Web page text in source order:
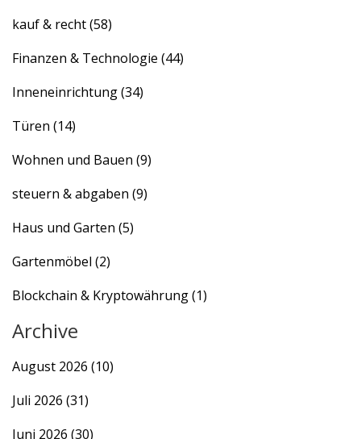
kauf & recht(58)
Finanzen & Technologie (44)
Inneneinrichtung(34)
Türen (14)
Wohnen und Bauen (9)
steuern & abgaben (9)
Haus und Garten (5)
Gartenmöbel (2)
Blockchain & Kryptowährung(1)
Archive
August 2026 (10)
Juli 2026 (31)
Juni 2026 (30)